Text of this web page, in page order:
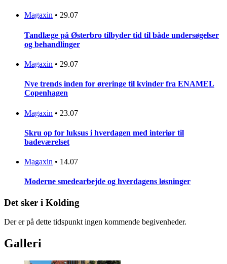
Magaxin • 29.07
Tandlæge på Østerbro tilbyder tid til både undersøgelser
og behandlinger
Magaxin • 29.07
Nye trends inden for øreringe til kvinder fra ENAMEL
Copenhagen
Magaxin • 23.07
Skru op for luksus i hverdagen med interiør til
badeværelset
Magaxin • 14.07
Moderne smedearbejde og hverdagens løsninger
Det sker i Kolding
Der er på dette tidspunkt ingen kommende begivenheder.
Galleri